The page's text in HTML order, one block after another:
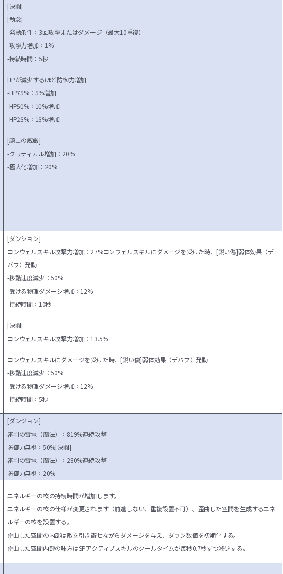
[決闘]
[執念]
-発動条件：3回攻撃またはダメージ（最大10重複）
-攻撃力増加：1%
-持続時間：5秒
HPが減少するほど防御力増加
-HP75%：5%増加
-HP50%：10%増加
-HP25%：15%増加
[騎士の威厳]
-クリティカル増加：20%
-極大化増加：20%
[ダンジョン]
コンウェルスキル攻撃力増加：27%コンウェルスキルにダメージを受けた時、[鋭い傷]弱体効果（デ
バフ）発動
-移動速度減少：50%
-受ける物理ダメージ増加：12%
-持続時間：10秒
[決闘]
コンウェルスキル攻撃力増加：13.5%
コンウェルスキルにダメージを受けた時、[鋭い傷]弱体効果（デバフ）発動
-移動速度減少：50%
-受ける物理ダメージ増加：12%
-持続時間：5秒
[ダンジョン]
審判の雷電（魔法）：819%連続攻撃
防御力無視：50%[決闘]
審判の雷電（魔法）：280%連続攻撃
防御力無視：20%
エネルギーの核の持続時間が増加します。
エネルギーの核の仕様が変更されます（前進しない、重複設置不可）。 歪曲した空間を生成するエネ
ルギーの核を設置する。
歪曲した空間の内部は敵を引き寄せながらダメージを与え、ダウン数値を初期化する。
歪曲した空間内部の味方はSPアクティブスキルのクールタイムが毎秒0.7秒ずつ減少する。